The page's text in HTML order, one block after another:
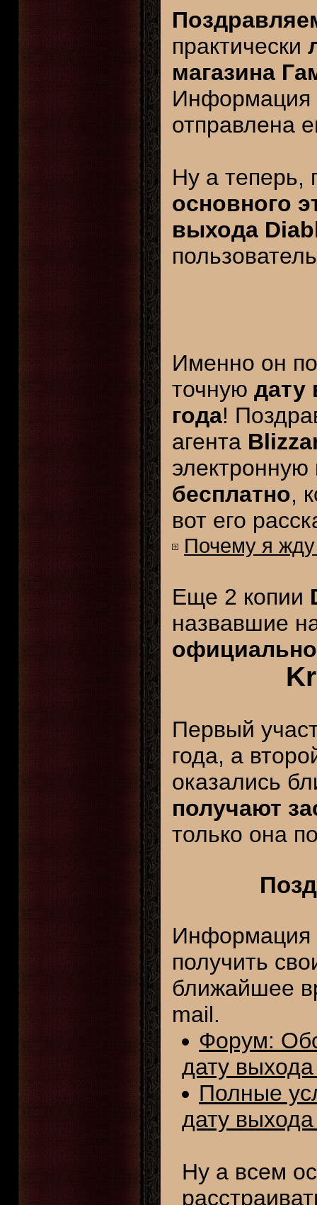
практически
магазина
Информация
отправлена
Ну а теперь,
основного
выхода
Именно он
точную дату
года!
агента
бесплатно,
вот его
Почему я
Еще 2 копии
назвавшие
Первый
года, а
оказались
получают
только она
Информация
получить
ближайшее
mail.
Форум:
дату
Полные
дату
Ну а всем